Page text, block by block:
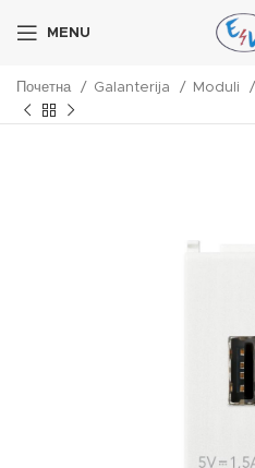
MENU
Почетна Galanterija Moduli